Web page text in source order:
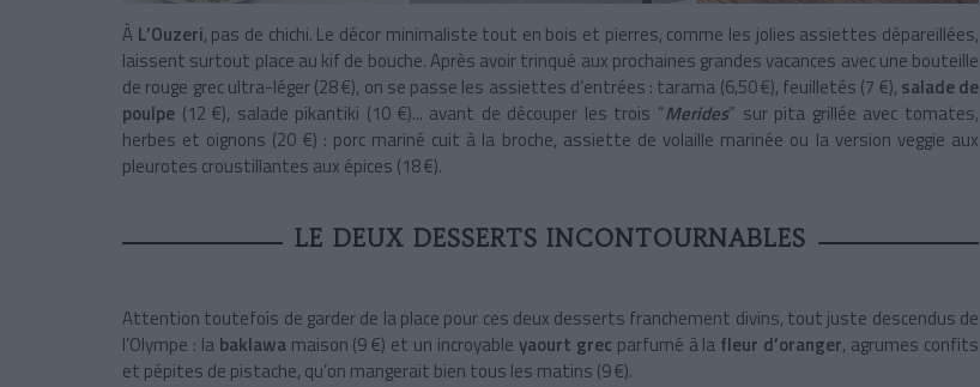
À L’Ouzeri, pas de chichi. Le décor minimaliste tout en bois et pierres, comme les jolies assiettes dépareillées,
laissent surtout place au kif de bouche. Après avoir trinqué aux prochaines grandes vacances avec une bouteille
de rouge grec ultra-léger (28 €), on se passe les assiettes d’entrées : tarama (6,50 €), feuilletés (7 €), salade de
poulpe (12 €), salade pikantiki (10 €)... avant de découper les trois “Merides” sur pita grillée avec tomates,
herbes et oignons (20 €) : porc mariné cuit à la broche, assiette de volaille marinée ou la version veggie aux
pleurotes croustillantes aux épices (18 €).
LE DEUX DESSERTS INCONTOURNABLES
Attention toutefois de garder de la place pour ces deux desserts franchement divins, tout juste descendus de
l’Olympe : la baklawa maison (9 €) et un incroyable yaourt grec parfumé à la fleur d’oranger, agrumes confits
et pépites de pistache, qu’on mangerait bien tous les matins (9 €).